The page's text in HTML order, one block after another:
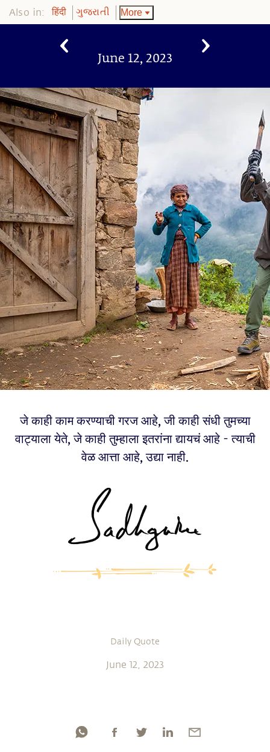
Also in: हिंदी ગુજરાતી More
June 12, 2023
जे काही काम करण्याची गरज आहे, जी काही संधी तुमच्या
वाट्याला येते, जे काही तुम्हाला इतरांना द्यायचं आहे - त्याची
वेळ आत्ता आहे, उद्या नाही.
Daily Quote
June 12, 2023